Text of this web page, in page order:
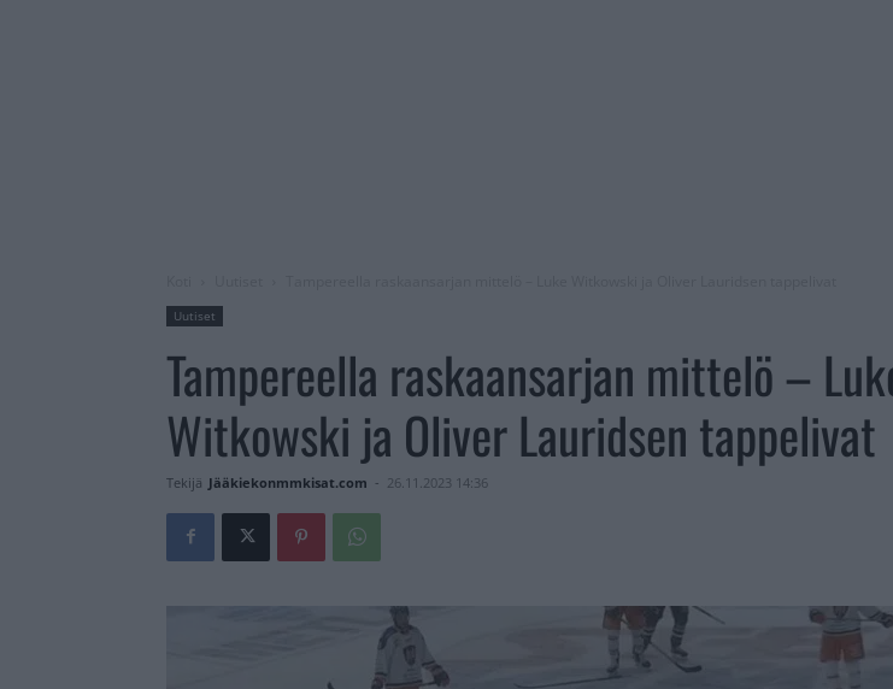
Uutiset
Tampereella raskaansarjan mittelö –
Witkowski ja Oliver Lauridsen tappelivat
Tekijä Jääkiekonmmkisat.com - 26.11.2023 14:36